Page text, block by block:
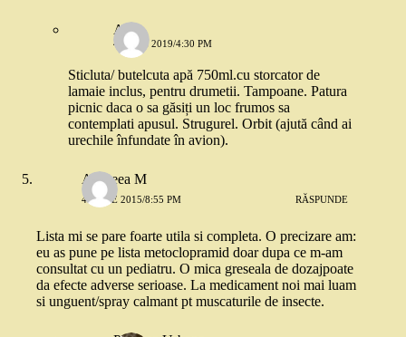
Anda
4 IULIE 2019/4:30 PM
Sticluta/ butelcuta apă 750ml.cu storcator de
lamaie inclus, pentru drumetii. Tampoane. Patura
picnic daca o sa găsiți un loc frumos sa
contemplati apusul. Strugurel. Orbit (ajută când ai
urechile înfundate în avion).
Andreea M
4 IUNIE 2015/8:55 PM RĂSPUNDE
Lista mi se pare foarte utila si completa. O precizare am:
eu as pune pe lista metoclopramid doar dupa ce m-am
consultat cu un pediatru. O mica greseala de dozajpoate
da efecte adverse serioase. La medicament noi mai luam
si unguent/spray calmant pt muscaturile de insecte.